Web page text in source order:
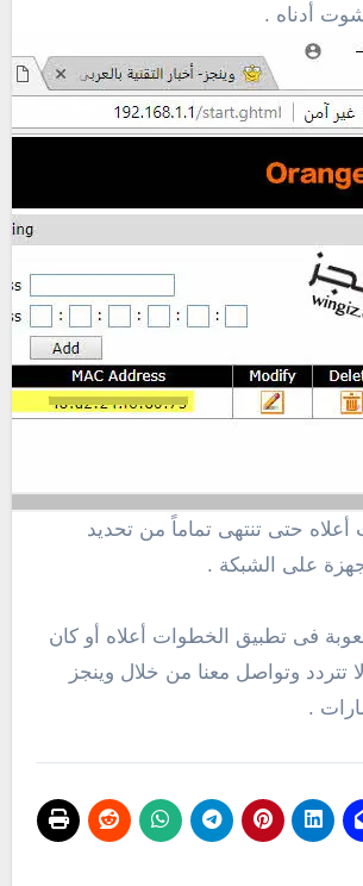
أدناه .
أعلاه حتى تنتهى تماماً من تحديد
على الشبكة .
فى تطبيق الخطوات أعلاه أو كان
تتردد وتواصل معنا من خلال وينجز
.